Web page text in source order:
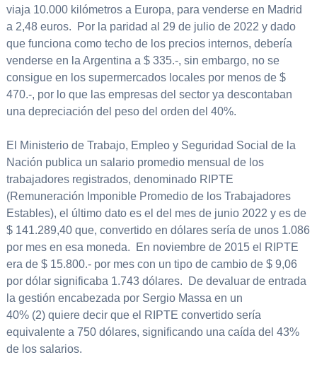
viaja 10.000 kilómetros a Europa, para venderse en Madrid
a 2,48 euros. Por la paridad al 29 de julio de 2022 y dado
que funciona como techo de los precios internos, debería
venderse en la Argentina a $ 335.-, sin embargo, no se
consigue en los supermercados locales por menos de $
470.-, por lo que las empresas del sector ya descontaban
una depreciación del peso del orden del 40%.
El Ministerio de Trabajo, Empleo y Seguridad Social de la
Nación publica un salario promedio mensual de los
trabajadores registrados, denominado RIPTE
(Remuneración Imponible Promedio de los Trabajadores
Estables), el último dato es el del mes de junio 2022 y es de
$ 141.289,40 que, convertido en dólares sería de unos 1.086
por mes en esa moneda. En noviembre de 2015 el RIPTE
era de $ 15.800.- por mes con un tipo de cambio de $ 9,06
por dólar significaba 1.743 dólares. De devaluar de entrada
la gestión encabezada por Sergio Massa en un
40% (2) quiere decir que el RIPTE convertido sería
equivalente a 750 dólares, significando una caída del 43%
de los salarios.